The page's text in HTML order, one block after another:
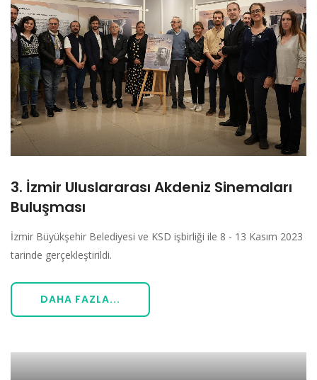
3. İzmir Uluslararası Akdeniz Sinemaları
Buluşması
İzmir Büyükşehir Belediyesi ve KSD işbirliği ile 8 - 13 Kasım 2023
tarinde gerçekleştirildi.
DAHA FAZLA...